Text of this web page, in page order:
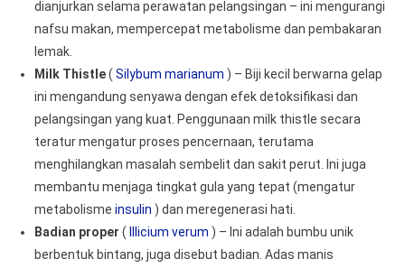
dianjurkan selama perawatan pelangsingan – ini mengurangi
nafsu makan, mempercepat metabolisme dan pembakaran
lemak.
Milk Thistle( Silybum marianum ) – Biji kecil berwarna gelap
ini mengandung senyawa dengan efek detoksifikasi dan
pelangsingan yang kuat. Penggunaan milk thistle secara
teratur mengatur proses pencernaan, terutama
menghilangkan masalah sembelit dan sakit perut. Ini juga
membantu menjaga tingkat gula yang tepat (mengatur
metabolisme insulin ) dan meregenerasi hati.
Badian proper ( Illicium verum ) – Ini adalah bumbu unik
berbentuk bintang, juga disebut badian. Adas manis